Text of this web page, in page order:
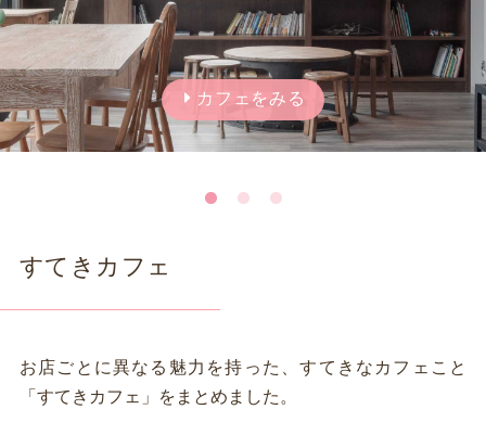
カフェをみる
すてきカフェ
お店ごとに異なる魅力を持った、すてきなカフェこと
「すてきカフェ」をまとめました。